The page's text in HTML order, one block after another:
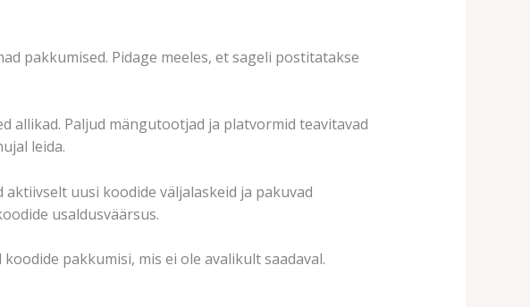
pakkumised. Pidage meeles, et sageli postitatakse
allikad. Paljud mängutootjad ja platvormid teavitavad
leida.
uusi koodide väljalaskeid ja pakuvad
usaldusväärsus.
pakkumisi, mis ei ole avalikult saadaval.